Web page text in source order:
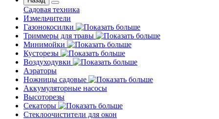
Садовая техника
Измельчители
Газонокосилки
Триммеры для травы
Минимойки
Кусторезы
Воздуходувки
Аэраторы
Ножницы садовые
Аккумуляторные насосы
Высоторезы
Секаторы
Стеклоочистители для окон